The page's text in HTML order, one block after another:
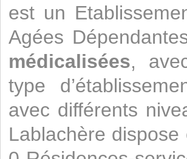
est un
Agées
médicalisées,
type
avec différents
Lablachère